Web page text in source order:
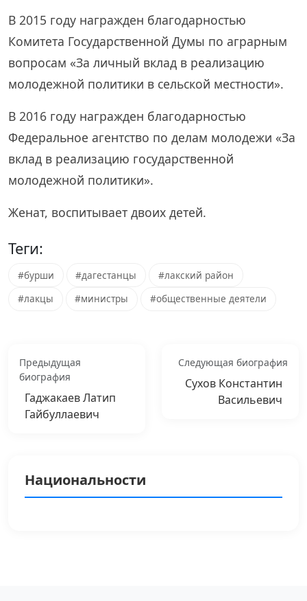
В 2015 году награжден благодарностью
Комитета Государственной Думы по аграрным
вопросам «За личный вклад в реализацию
молодежной политики в сельской местности».
В 2016 году награжден благодарностью
Федеральное агентство по делам молодежи «За
вклад в реализацию государственной
молодежной политики».
Женат, воспитывает двоих детей.
Теги:
#бурши #дагестанцы
#лакский район
#лакцы
#министры #общественные деятели
Предыдущая
биография
Гаджакаев Латип
Гайбуллаевич
Следующая биография
Сухов Константин
Васильевич
Национальности